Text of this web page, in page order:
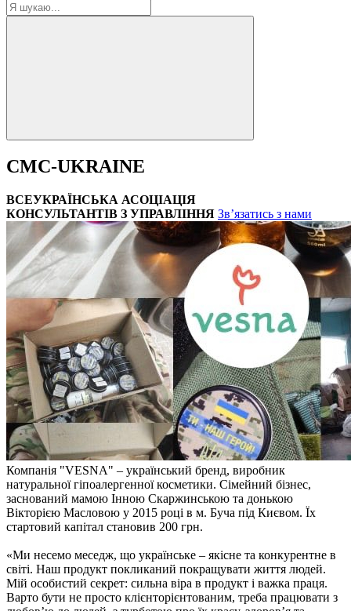
CMC-UKRAINE
ВСЕУКРАЇНСЬКА АСОЦІАЦІЯ
КОНСУЛЬТАНТІВ З УПРАВЛІННЯ Зв’язатись з нами
Компанія "VESNA" – український бренд, виробник
натуральної гіпоалергенної косметики. Сімейний бізнес,
заснований мамою Інною Скаржинською та донькою
Вікторією Масловою у 2015 році в м. Буча під Києвом. Їх
стартовий капітал становив 200 грн.
«Ми несемо меседж, що українське – якісне та конкурентне в
світі. Наш продукт покликаний покращувати життя людей.
Мій особистий секрет: сильна віра в продукт і важка праця.
Варто бути не просто клієнторієнтованим, треба працювати з